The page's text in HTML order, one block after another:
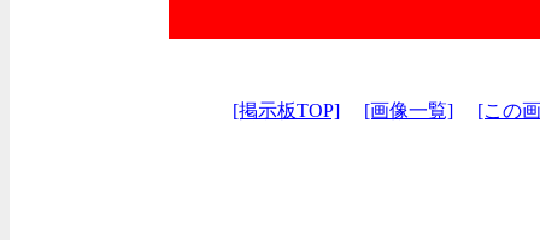
[掲示板TOP] [画像一覧] [この